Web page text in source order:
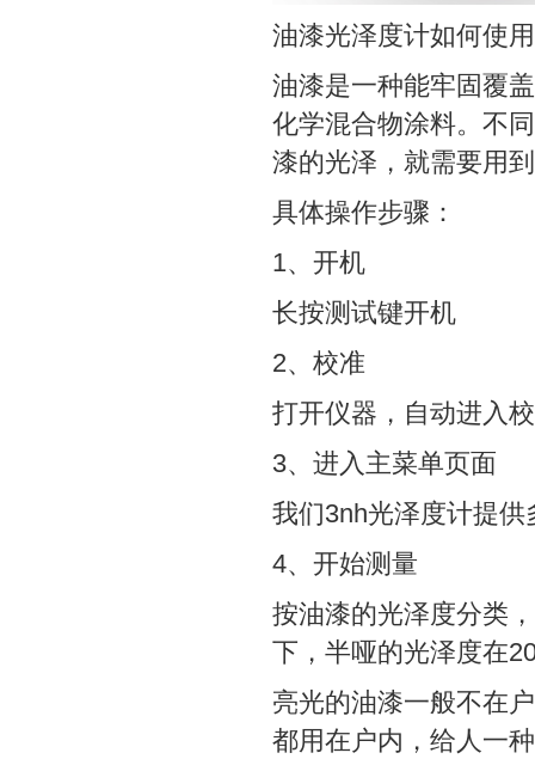
油漆光泽度计如何使
油漆是一种能牢固覆
化学混合物涂料。不
漆的光泽，就需要用
具体操作步骤：
1、开机
长按测试键开机
2、校准
打开仪器，自动进入
3、进入主菜单页面
我们3nh光泽度计提
4、开始测量
按油漆的光泽度分类
下，半哑的光泽度在
亮光的油漆一般不在
都用在户内，给人一